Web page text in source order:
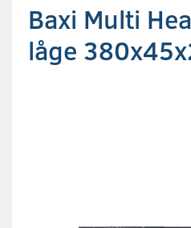
Baxi Multi
låge